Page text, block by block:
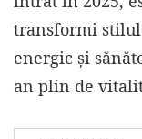
transformi
energic și
an plin de